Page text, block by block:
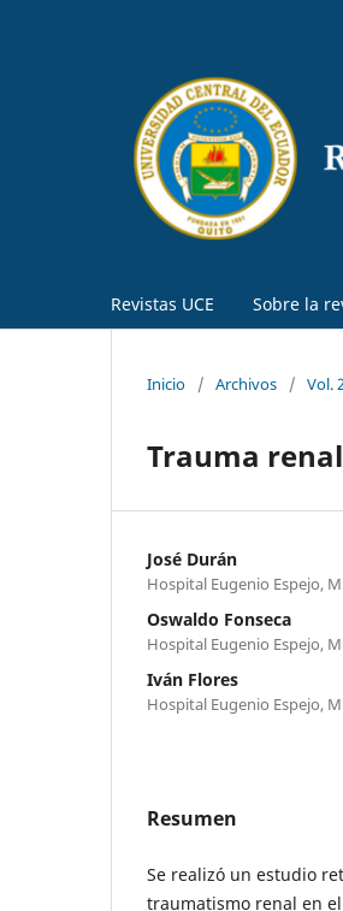
Revistas UCE Sobre la
Inicio / Archivos / Vol.
Trauma
José Durán
Hospital Eugenio Espejo,
Oswaldo Fonseca
Hospital Eugenio Espejo,
Iván Flores
Hospital Eugenio Espejo,
Resumen
Se realizó un estudio
traumatismo renal en